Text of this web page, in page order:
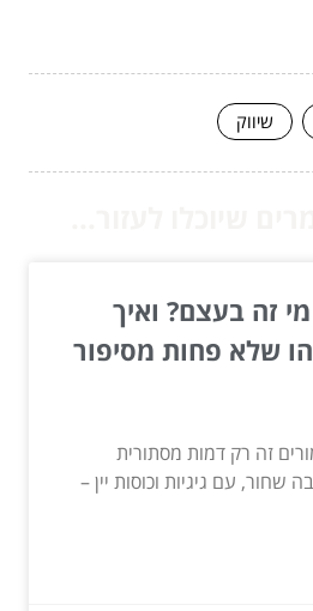
שיווק
מי זה בעצם? ואיך
שלא פחות מסיפור
זה רק דמות מסתורית
עם גיגיות וכוסות יין –